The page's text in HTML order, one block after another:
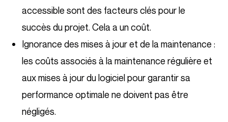
accessible sont des facteurs clés pour le
succès du projet. Cela a un coût.
Ignorance des mises à jour et de la maintenance :
les coûts associés à la maintenance régulière et
aux mises à jour du logiciel pour garantir sa
performance optimale ne doivent pas être
négligés.